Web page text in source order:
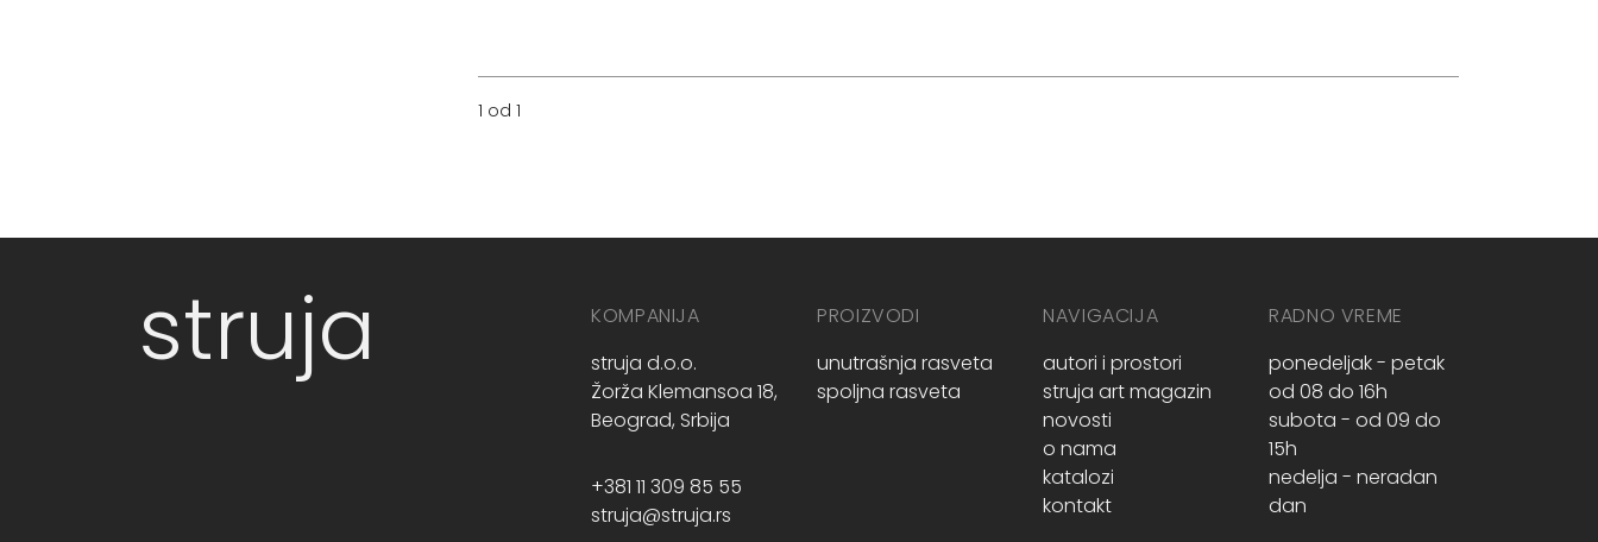
1 od 1
struja
KOMPANIJA
struja d.o.o.
Žorža Klemansoa 18,
Beograd, Srbija
+381 11 309 85 55
struja@struja.rs
PROIZVODI
unutrašnja rasveta
spoljna rasveta
NAVIGACIJA
autori i prostori
struja art magazin
novosti
o nama
katalozi
kontakt
RADNO VREME
ponedeljak - petak
od 08 do 16h
subota - od 09 do
15h
nedelja - neradan
dan